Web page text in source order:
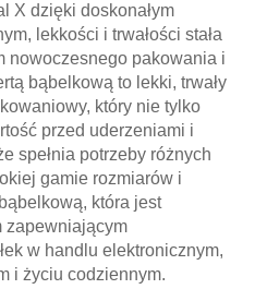
X dzięki doskonałym
lekkości i trwałości stała
nowoczesnego pakowania i
bąbelkową to lekki, trwały
który nie tylko
przed uderzeniami i
spełnia potrzeby różnych
gamie rozmiarów i
która jest
zapewniającym
w handlu elektronicznym,
i życiu codziennym.